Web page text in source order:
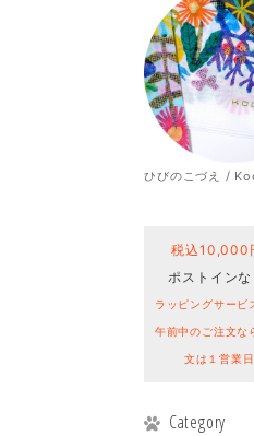
ひびのこづえ /
税込10,000
ポストイン
ラッピングサービ
午前中のご注文な
文は１営業
Category